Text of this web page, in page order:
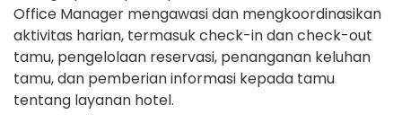
Office Manager mengawasi dan mengkoordinasikan
aktivitas harian, termasuk check-in dan check-out
tamu, pengelolaan reservasi, penanganan keluhan
tamu, dan pemberian informasi kepada tamu
tentang layanan hotel.